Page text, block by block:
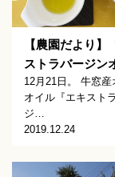
【農園だより】
ストラバージン
12月21日。 牛窓産
オイル『エキスト
ジ…
2019.12.24